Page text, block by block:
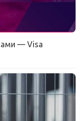
— Visa